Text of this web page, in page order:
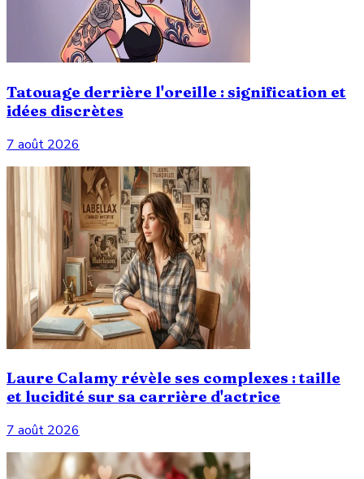
Tatouage derrière l'oreille : signification et
idées discrètes
7 août 2026
Laure Calamy révèle ses complexes : taille
et lucidité sur sa carrière d'actrice
7 août 2026